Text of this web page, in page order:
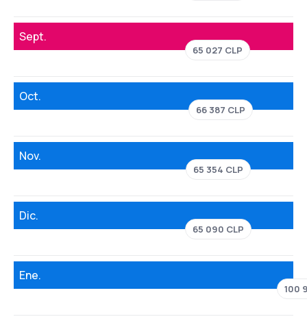
Sept.
65 027 CLP
Oct.
66 387 CLP
Nov.
65 354 CLP
Dic.
65 090 CLP
Ene.
100